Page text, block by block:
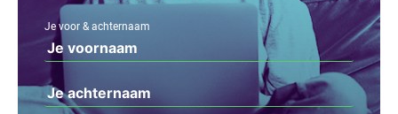
Je voor & achternaam